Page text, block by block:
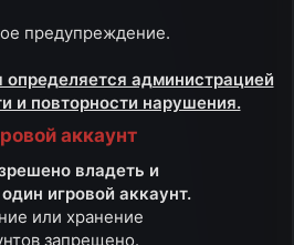
предупреждение.
определяется администрацией
и повторности нарушения.
аккаунт
владеть и
игровой аккаунт.
или хранение
запрещено.